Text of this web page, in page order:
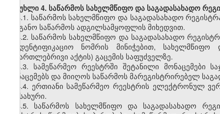
მუხლი 4. საწარმოს სახელმწიფო და საგადასახადო
4.1. საწარმოს სახელმწიფო და საგადასახადო
ორგანო საწარმოს ადგილსამყოფლის მიხედვით.
4.2. საწარმოს სახელმწიფო და საგადასახადო
საიდენტიფიკაციო ნომრის მინიჭებით,
სამართლებრივი აქტის) გაცემის საფუძველზე.
4.3. სამეწარმეო რეესტრში შეტანილი მონაცემები
მონაცემებს და მიიღოს საწარმოს მარეგისტრირებელ
4.4. ერთიანი სამეწარმეო რეესტრის ელექტრონულ
სამსახური.
4.5. საწარმოს სახელმწიფო და საგადასახადო